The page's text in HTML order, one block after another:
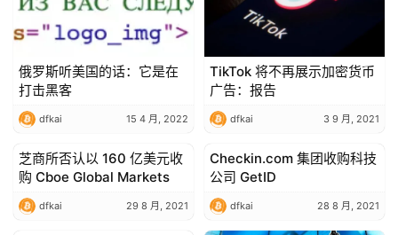
俄罗斯听美国的话：它是在
打击黑客
dfkai 15 4 月, 2022
TikTok 将不再展示加密货币
广告：报告
dfkai 3 9 月, 2021
Market News
芝商所否认以 160 亿美元收
购 Cboe Global Markets
dfkai 29 8 月, 2021
Market News
Checkin.com 集团收购科技
公司 GetID
dfkai 28 8 月, 2021